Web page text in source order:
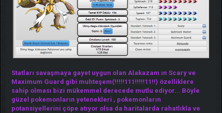
Statları savaşmaya gayet uygun olan Alakazam ın Scary ve
Maximum Guard gibi muhteşem(!!!!!111!!!!!11!!) özelliklere
sahip olması bizi mükemmel derecede mutlu ediyor... Böyle
güzel pokemonların yetenekleri , pokemonların
potansiyellerini çöpe atıyor olsa da haritalarda rahatlıkla ve